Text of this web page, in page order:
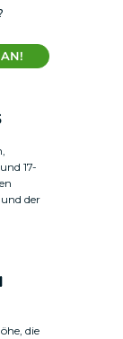
17-
der
die